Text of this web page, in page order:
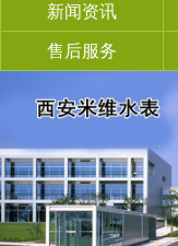
新闻资讯
售后服务